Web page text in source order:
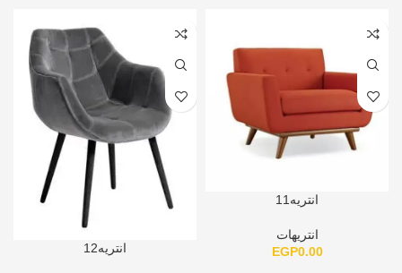
انتريه11
انتريهات
EGP0.00 انتريه12